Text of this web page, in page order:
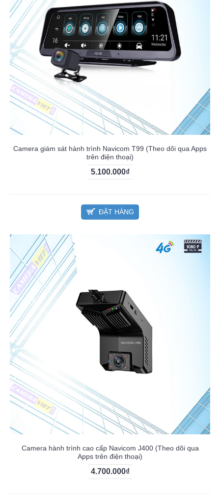
Camera giám sát hành trình Navicom T99 (Theo dõi qua Apps
trên điện thoại)
5.100.000₫
ĐẶT HÀNG
Camera hành trình cao cấp Navicom J400 (Theo dõi qua
Apps trên điện thoại)
4.700.000₫